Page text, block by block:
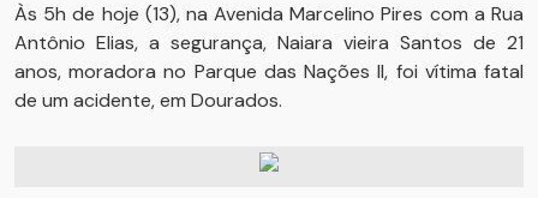
Às 5h de hoje (13), na Avenida Marcelino Pires com a Rua
Antônio Elias, a segurança, Naiara vieira Santos de 21
anos, moradora no Parque das Nações II, foi vítima fatal
de um acidente, em Dourados.